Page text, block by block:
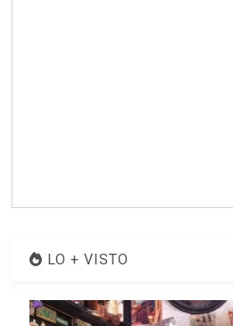
LO + VISTO